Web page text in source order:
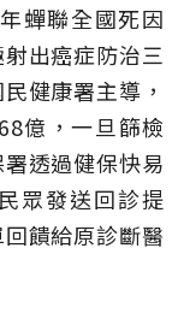
蟬聯全國死因
出癌症防治三
健康署主導，
億，一旦篩檢
透過健保快易
眾發送回診提
饋給原診斷醫